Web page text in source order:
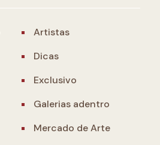
Artistas
Dicas
Exclusivo
Galerias adentro
Mercado de Arte